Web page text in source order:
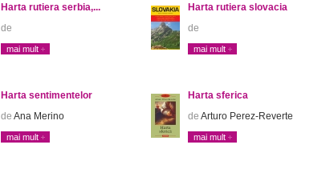
Harta rutiera serbia,...
de
mai mult
Harta rutiera slovacia
de
mai mult
Harta sentimentelor
de Ana Merino
mai mult
Harta sferica
de Arturo Perez-Reverte
mai mult